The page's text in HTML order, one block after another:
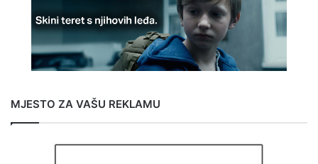
MJESTO ZA VAŠU REKLAMU